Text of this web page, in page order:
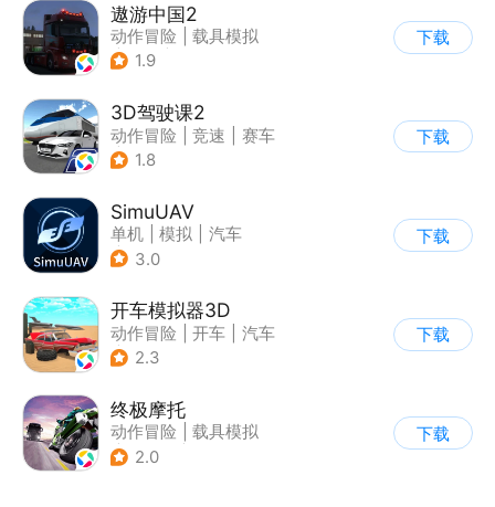
遨游中国2
动作冒险
载具模拟
| 汽车
1.9
下载
3D驾驶课2
动作冒险 竞速
赛车
| 写实
1.8
下载
SimuUAV
单机 模拟
汽车
| 烧脑
3.0
下载
开车模拟器3D
动作冒险 开车
汽车
| 卡通
2.3
下载
终极摩托
动作冒险
载具模拟
| 摩托车
2.0
下载